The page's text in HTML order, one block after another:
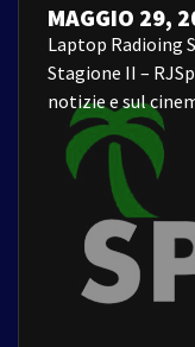
MAGGIO 29,
Laptop Radioing
Stagione II –
notizie e sul